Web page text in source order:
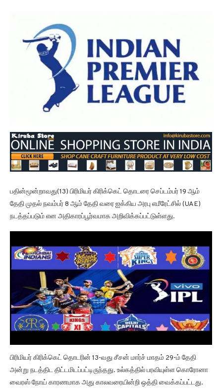
பதின்மூன்றாவது(13) பிரிமியர் கிரிக்கெட் தொடரை செப்டம்பர் 19 ஆம்
தேதி முதல் நவம்பர் 8 ஆம் தேதி வரை ஐக்கிய அரபு எமீரேட்சில் (UAE)
நடத்தப்படும் என அதிகாரப்பூர்வமாக அறிவிக்கப்பட்டுள்ளது.
பிரிமியர் கிரிக்கெட் தொடரின் 13-வது சீசன் மார்ச் மாதம் 29-ம் தேதி
அன்று நடத்திட திட்டமிடப்பட்டிருந்தது. உல்கத்தில் பரவியுள்ள கொரோனா
வைரஸ் நோய் காரணமாக அது காலவரையின்றி ஒத்தி வைக்கப்பட்டது.